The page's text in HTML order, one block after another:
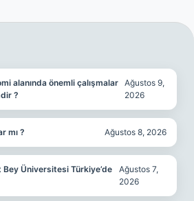
alanında önemli çalışmalar
?
Ağustos 9,
2026
mı ? Ağustos 8, 2026
Üniversitesi Türkiye’de
Ağustos 7,
2026